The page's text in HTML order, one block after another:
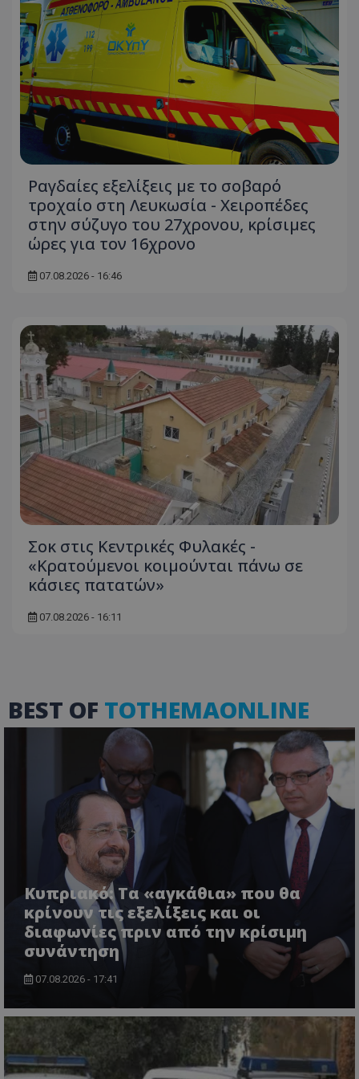
Ραγδαίες εξελίξεις με το σοβαρό
τροχαίο στη Λευκωσία - Χειροπέδες
στην σύζυγο του 27χρονου, κρίσιμες
ώρες για τον 16χρονο
07.08.2026 - 16:46
Σοκ στις Κεντρικές Φυλακές -
«Κρατούμενοι κοιμούνται πάνω σε
κάσιες πατατών»
07.08.2026 - 16:11
BEST OF TOTHEMAONLINE
Κυπριακό: Τα «αγκάθια» που θα
κρίνουν τις εξελίξεις και οι
διαφωνίες πριν από την κρίσιμη
συνάντηση
07.08.2026 - 17:41